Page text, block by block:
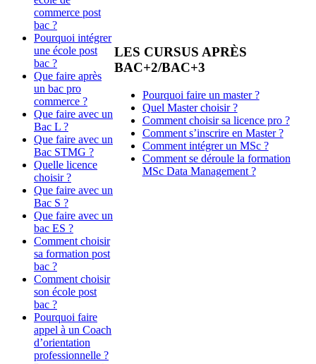
commerce post
bac ?
Pourquoi intégrer
une école post
bac ?
Que faire après
un bac pro
commerce ?
Que faire avec un
Bac L ?
Que faire avec un
Bac STMG ?
Quelle licence
choisir ?
Que faire avec un
Bac S ?
Que faire avec un
bac ES ?
Comment choisir
sa formation post
bac ?
Comment choisir
son école post
bac ?
Pourquoi faire
appel à un Coach
d’orientation
professionnelle ?
LES CURSUS APRÈS
BAC+2/BAC+3
Pourquoi faire un master ?
Quel Master choisir ?
Comment choisir sa licence pro ?
Comment s’inscrire en Master ?
Comment intégrer un MSc ?
Comment se déroule la formation
MSc Data Management ?